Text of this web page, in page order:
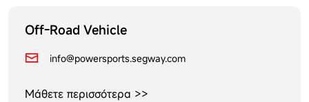
Off-Road Vehicle
info@powersports.segway.com
Μάθετε περισσότερα >>